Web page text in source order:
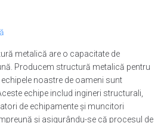
metalică are o capacitate de
Producem structură metalică pentru
noastre de oameni sunt
echipe includ ingineri structurali,
de echipamente și muncitori
și asigurându-se că procesul de